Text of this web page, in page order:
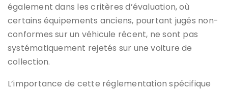
également dans les critères d’évaluation, où
certains équipements anciens, pourtant jugés non-
conformes sur un véhicule récent, ne sont pas
systématiquement rejetés sur une voiture de
collection.
L’importance de cette réglementation spécifique